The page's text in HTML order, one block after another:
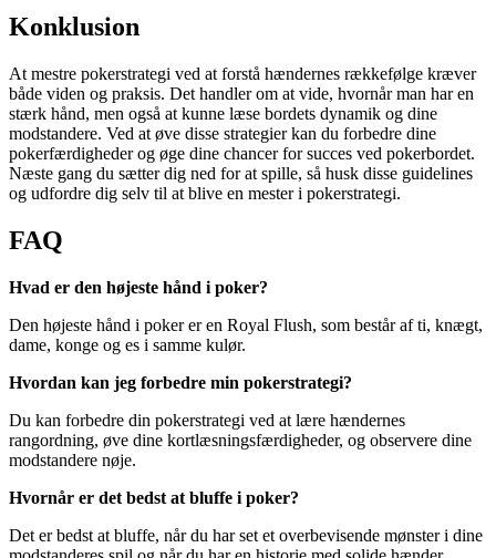
Konklusion
At mestre pokerstrategi ved at forstå hændernes rækkefølge kræver
både viden og praksis. Det handler om at vide, hvornår man har en
stærk hånd, men også at kunne læse bordets dynamik og dine
modstandere. Ved at øve disse strategier kan du forbedre dine
pokerfærdigheder og øge dine chancer for succes ved pokerbordet.
Næste gang du sætter dig ned for at spille, så husk disse guidelines
og udfordre dig selv til at blive en mester i pokerstrategi.
FAQ
Hvad er den højeste hånd i poker?
Den højeste hånd i poker er en Royal Flush, som består af ti, knægt,
dame, konge og es i samme kulør.
Hvordan kan jeg forbedre min pokerstrategi?
Du kan forbedre din pokerstrategi ved at lære hændernes
rangordning, øve dine kortlæsningsfærdigheder, og observere dine
modstandere nøje.
Hvornår er det bedst at bluffe i poker?
Det er bedst at bluffe, når du har set et overbevisende mønster i dine